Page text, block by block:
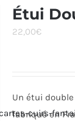
Étui
22,00€
Un étui
fabriqué en